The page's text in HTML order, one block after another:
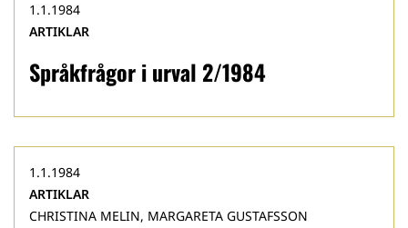
Språkfrågor i urval 2/1984
1.1.1984
ARTIKLAR
1.1.1984
ARTIKLAR
CHRISTINA MELIN, MARGARETA GUSTAFSSON